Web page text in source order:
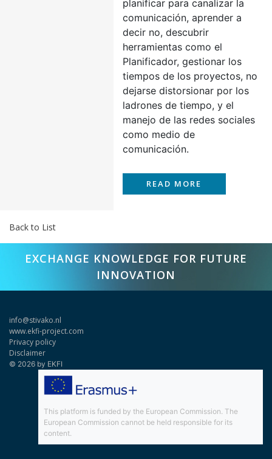
planificar para canalizar la
comunicación, aprender a
decir no, descubrir
herramientas como el
Planificador, gestionar los
tiempos de los proyectos, no
dejarse distorsionar por los
ladrones de tiempo, y el
manejo de las redes sociales
como medio de
comunicación.
READ MORE
Back to List
EXCHANGE KNOWLEDGE FOR FUTURE
INNOVATION
info@stivako.nl
www.ekfi-project.com
Privacy policy
Disclaimer
© 2026 by EKFI
This platform is funded by the European Commission. The
European Commission cannot be held responsible for its
content.